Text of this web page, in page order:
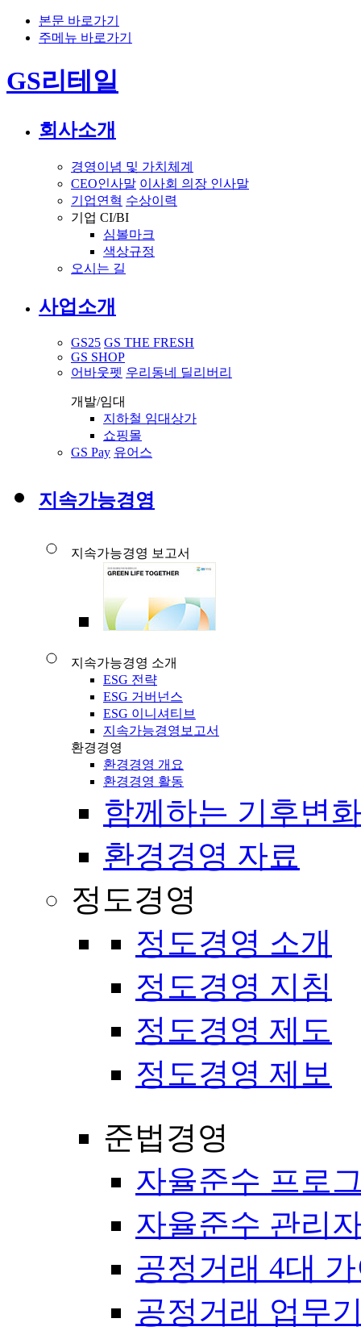
본문 바로가기
주메뉴 바로가기
GS리테일
회사소개
경영이념 및 가치체계
CEO인사말 이사회 의장 인사말
기업연혁 수상이력
기업 CI/BI
심볼마크
색상규정
오시는 길
사업소개
GS25 GS THE FRESH
GS SHOP
어바웃펫 우리동네 딜리버리
개발/임대
지하철 임대상가
쇼핑몰
GS Pay 유어스
지속가능경영
지속가능경영 보고서
지속가능경영 소개
ESG 전략
ESG 거버넌스
ESG 이니셔티브
지속가능경영보고서
환경경영
환경경영 개요
환경경영 활동
함께하는 기후변
환경경영 자료
정도경영
정도경영 소개
정도경영 지침
정도경영 제도
정도경영 제보
준법경영
자율준수 프로
자율준수 관리
공정거래 4대
공정거래 업무